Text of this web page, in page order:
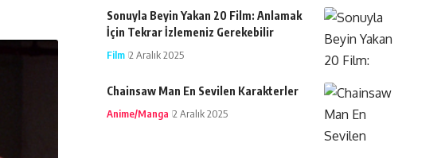
Sonuyla Beyin Yakan 20 Film: Anlamak
İçin Tekrar İzlemeniz Gerekebilir
Film 2 Aralık 2025
Chainsaw Man En Sevilen Karakterler
Anime/Manga 2 Aralık 2025